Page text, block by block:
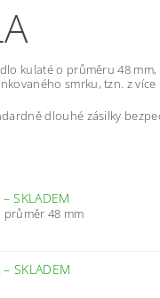
kulaté o průměru 48
smrku, tzn. z
dlouhé zásilky
–SKLADEM
průměr 48 mm
– SKLADEM